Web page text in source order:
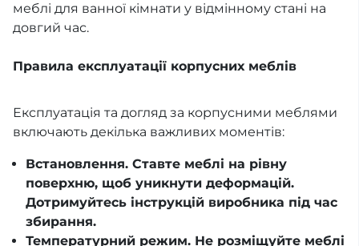
меблі для ванної кімнати у відмінному стані на
довгий час.
Правила експлуатації корпусних меблів
Експлуатація та догляд за корпусними меблями
включають декілька важливих моментів:
Встановлення. Ставте меблі на рівну
поверхню, щоб уникнути деформацій.
Дотримуйтесь інструкцій виробника під час
збирання.
Температурний режим. Не розміщуйте меблі